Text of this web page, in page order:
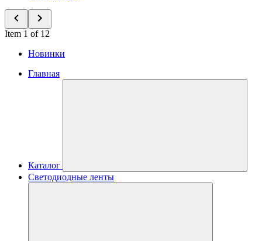
Item 1 of 12
Новинки
Главная
Каталог
Светодиодные ленты